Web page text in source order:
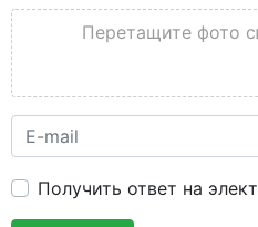
Перетащите фото
Получить ответ на